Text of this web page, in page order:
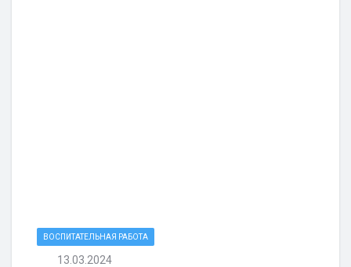
ВОСПИТАТЕЛЬНАЯ РАБОТА
13.03.2024